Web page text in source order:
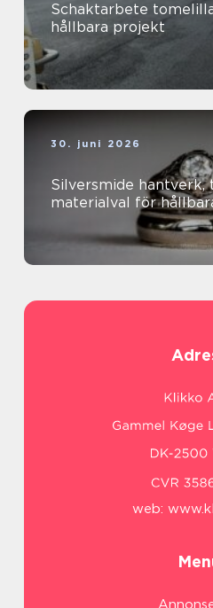
Schaktarbete tomelilla stabil grund
hållbara projekt
30. juni 2026
Silversmide hantverk, teknik och
materialval för
web: